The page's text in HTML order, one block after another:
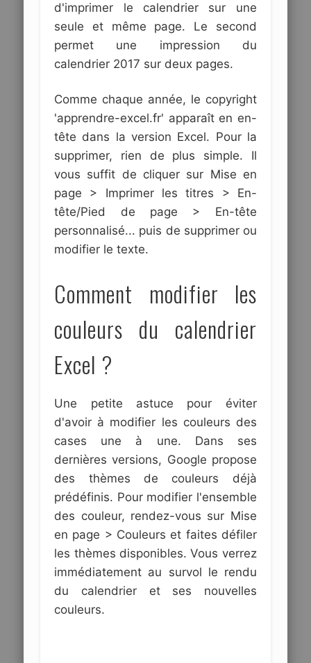
d'imprimer le calendrier sur une
seule et même page. Le second
permet une impression du
calendrier 2017 sur deux pages.
Comme chaque année, le copyright
'apprendre-excel.fr' apparaît en en-
tête dans la version Excel. Pour la
supprimer, rien de plus simple. Il
vous suffit de cliquer sur Mise en
page > Imprimer les titres > En-
tête/Pied de page > En-tête
personnalisé... puis de supprimer ou
modifier le texte.
Comment modifier les
couleurs du calendrier
Excel ?
Une petite astuce pour éviter
d'avoir à modifier les couleurs des
cases une à une. Dans ses
dernières versions, Google propose
des thèmes de couleurs déjà
prédéfinis. Pour modifier l'ensemble
des couleur, rendez-vous sur Mise
en page > Couleurs et faites défiler
les thèmes disponibles. Vous verrez
immédiatement au survol le rendu
du calendrier et ses nouvelles
couleurs.